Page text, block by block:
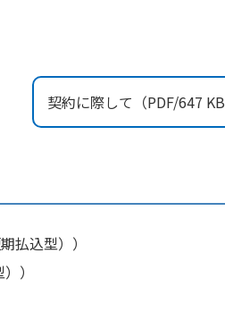
契約に際して 647 KB
払込型））
）